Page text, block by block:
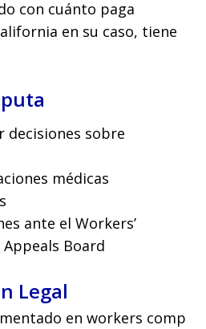
con cuánto paga
en su caso, tiene
decisiones sobre
médicas
ante el Workers’
Board
Legal
en workers comp